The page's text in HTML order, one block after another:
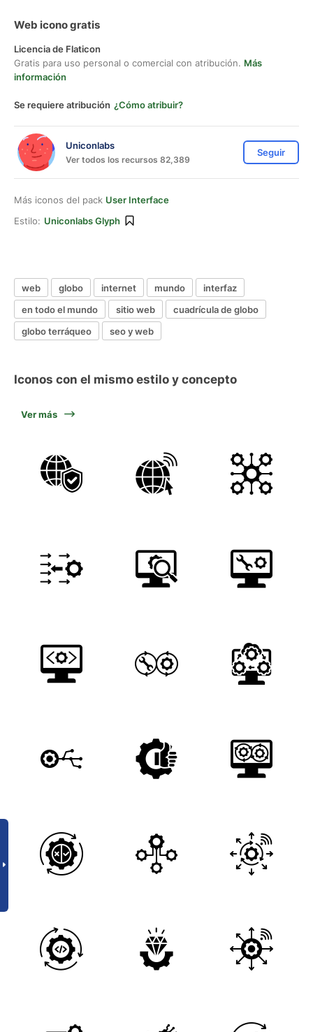
Web icono gratis
Licencia de Flaticon
Gratis para uso personal o comercial con atribución. Más
información
Se requiere atribución ¿Cómo atribuir?
Uniconlabs
Ver todos los recursos 82,389
Seguir
Más iconos del pack User Interface
Estilo: Uniconlabs Glyph
web globo internet mundo
interfaz
en todo el mundo
sitio web
cuadrícula de globo
globo terráqueo
seo y web
Iconos con el mismo estilo y concepto
Ver más